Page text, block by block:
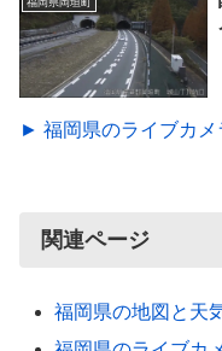
福岡県岡垣町
► 福岡県のライブカメ
関連ページ
福岡県の地図と天